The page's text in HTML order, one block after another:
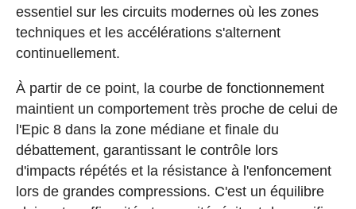
essentiel sur les circuits modernes où les zones
techniques et les accélérations s'alternent
continuellement.
À partir de ce point, la courbe de fonctionnement
maintient un comportement très proche de celui de
l'Epic 8 dans la zone médiane et finale du
débattement, garantissant le contrôle lors
d'impacts répétés et la résistance à l'enfoncement
lors de grandes compressions. C'est un équilibre